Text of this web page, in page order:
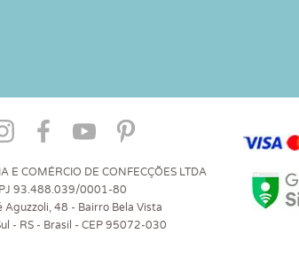
E COMÉRCIO DE CONFECÇÕES LTDA
93.488.039/0001-80
Aguzzoli, 48 - Bairro Bela Vista
- RS - Brasil - CEP 95072-030